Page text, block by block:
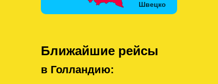
Ближайшие рейсы
в Голландию: